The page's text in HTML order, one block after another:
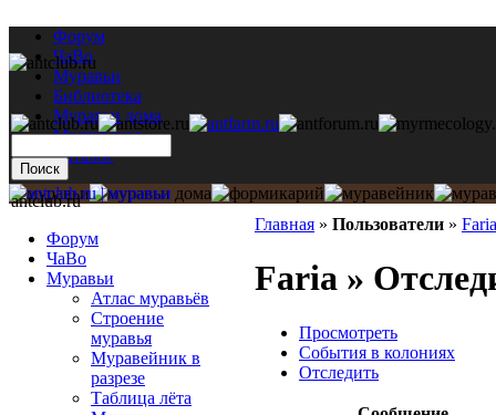
Форум
ЧаВо
Муравьи
Библиотека
Муравьи дома
Мастерская
Каталог
Главная » Пользователи » Faria
Faria »
Просмотреть
События в колониях
Отследить
antclub.ru
Форум
ЧаВо
Муравьи
Атлас муравьёв
Строение
муравья
Муравейник в
разрезе
Таблица лёта